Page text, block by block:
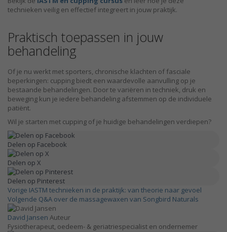
technieken veilig en effectief integreert in jouw praktijk.
Praktisch toepassen in jouw
behandeling
Of je nu werkt met sporters, chronische klachten of fasciale
beperkingen: cupping biedt een waardevolle aanvulling op je
bestaande behandelingen. Door te variëren in techniek, druk en
beweging kun je iedere behandeling afstemmen op de individuele
patiënt.
Wil je starten met cupping of je huidige behandelingen verdiepen?
Delen op Facebook
Delen op X
Delen op Pinterest
Vorige IASTM technieken in de praktijk: van theorie naar gevoel
Volgende Q&A over de massagewaxen van Songbird Naturals
David Jansen Auteur
Fysiotherapeut, oedeem- & geriatriespecialist en ondernemer